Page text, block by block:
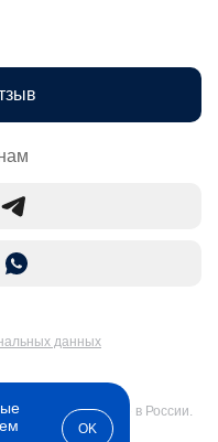
данных
образование в России.
OK